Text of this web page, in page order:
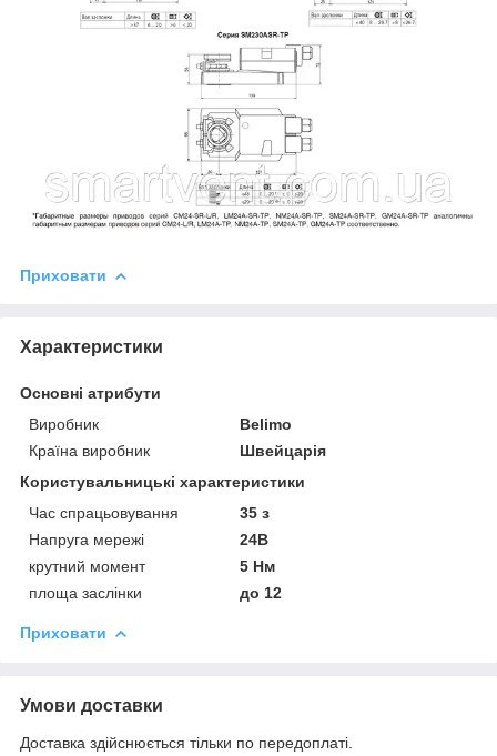
Приховати
Характеристики
Основні атрибути
Виробник
Belimo
Країна виробник
Швейцарія
Користувальницькі характеристики
Час спрацьовування
35 з
Напруга мережі
24В
крутний момент
5 Нм
площа заслінки
до 12
Приховати
Умови доставки
Доставка здійснюється тільки по передоплаті.